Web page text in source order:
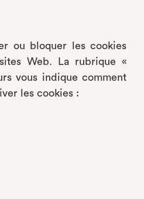
ou bloquer les cookies
Web. La rubrique «
vous indique comment
les cookies :